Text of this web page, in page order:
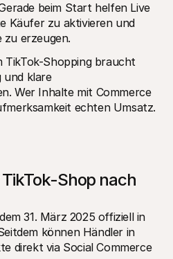
beim Start helfen Live
Käufer zu aktivieren und
zu erzeugen.
TikTok-Shopping braucht
und klare
Wer Inhalte mit Commerce
echten Umsatz.
Shop nach
31. März 2025 offiziell in
können Händler in
direkt via Social Commerce